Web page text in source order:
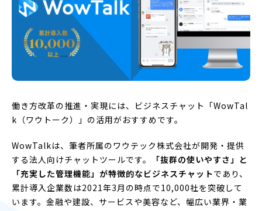
働き方改革の推進・実現には、ビジネスチャット「WowTal
k（ワウトーク）」の活用がおすすめです。
WowTalkは、筆者所属のワウテック株式会社が開発・提供
する法人向けチャットツールです。
「抜群の使いやすさ」と
「充実した管理機能」が特徴的なビジネスチャットであり、
累計導入企業数は2021年3月の時点で10,000社を突破して
います。金融や建設、サービスや美容など、幅広い業界・業